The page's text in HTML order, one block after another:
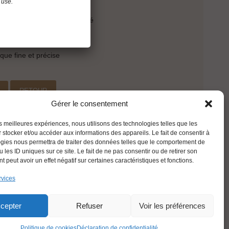
Gérer le consentement
meilleures expériences, nous utilisons des technologies telles que les
stocker et/ou accéder aux informations des appareils. Le fait de consentir à
nous permettra de traiter des données telles que le comportement de
les ID uniques sur ce site. Le fait de ne pas consentir ou de retirer son
peut avoir un effet négatif sur certaines caractéristiques et fonctions.
Refuser Voir les préférences
cuite, légèrement viandé
fine et précise
RETOUR